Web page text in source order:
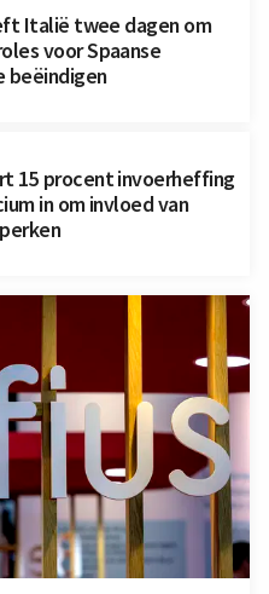
Italië twee dagen om
voor Spaanse
beëindigen
15 procent invoerheffing
in om invloed van